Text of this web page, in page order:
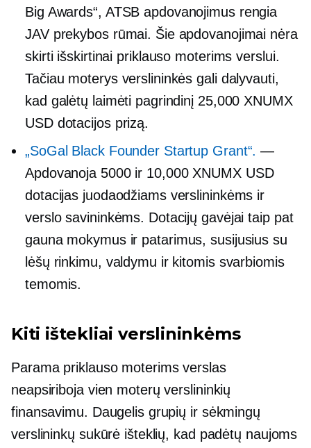
Big Awards“, ATSB apdovanojimus rengia
JAV prekybos rūmai. Šie apdovanojimai nėra
skirti išskirtinai priklauso moterims verslui.
Tačiau moterys verslininkės gali dalyvauti,
kad galėtų laimėti pagrindinį 25,000 XNUMX
USD dotacijos prizą.
„SoGal Black Founder Startup Grant“. —
Apdovanoja 5000 ir 10,000 XNUMX USD
dotacijas juodaodžiams verslininkėms ir
verslo savininkėms. Dotacijų gavėjai taip pat
gauna mokymus ir patarimus, susijusius su
lėšų rinkimu, valdymu ir kitomis svarbiomis
temomis.
Kiti ištekliai verslininkėms
Parama priklauso moterimsverslas
neapsiriboja vien moterų verslininkių
finansavimu. Daugelis grupių ir sėkmingų
verslininkų sukūrė išteklių, kad padėtų naujoms